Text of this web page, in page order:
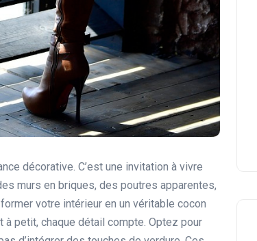
décorative. C’est une invitation à vivre
murs en briques, des poutres apparentes,
votre intérieur en un véritable cocon
petit, chaque détail compte. Optez pour
L’ambiance exclusive :
comment créer une
atmosphère unique dans
votre espace
Abigail.G.30 10 mai 2025